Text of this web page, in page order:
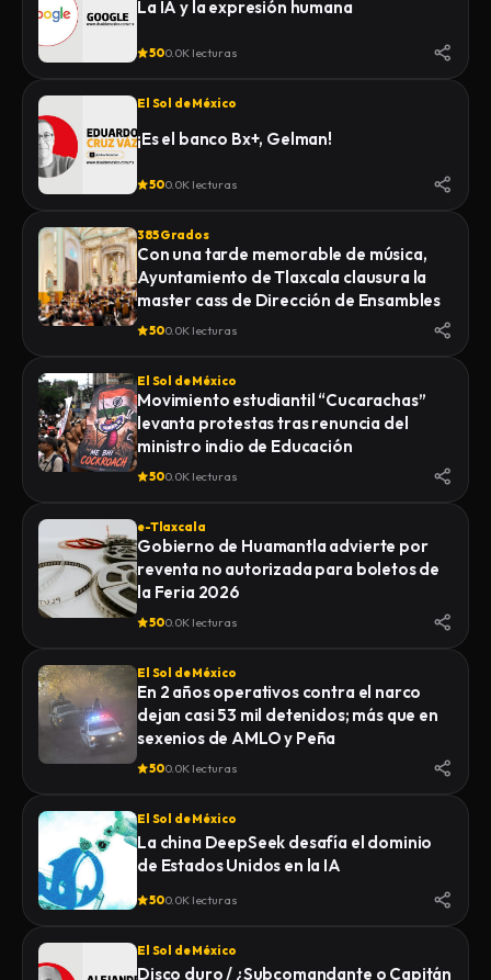
La IA y la expresión humana
500.0K lecturas
El Sol de México
¡Es el banco Bx+, Gelman!
500.0K lecturas
385 Grados
Con una tarde memorable de música,
Ayuntamiento de Tlaxcala clausura la
master cass de Dirección de Ensambles
500.0K lecturas
El Sol de México
Movimiento estudiantil “Cucarachas”
levanta protestas tras renuncia del
ministro indio de Educación
500.0K lecturas
e-Tlaxcala
Gobierno de Huamantla advierte por
reventa no autorizada para boletos de
la Feria 2026
500.0K lecturas
El Sol de México
En 2 años operativos contra el narco
dejan casi 53 mil detenidos; más que en
sexenios de AMLO y Peña
500.0K lecturas
El Sol de México
La china DeepSeek desafía el dominio
de Estados Unidos en la IA
500.0K lecturas
El Sol de México
Disco duro / ¿Subcomandante o Capitán